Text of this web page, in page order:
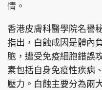
情。
香港皮膚科醫學院名譽
指出，白蝕成因是體內
胞，遭受免疫細胞錯誤
素包括自身免疫性疾病
壓力。白蝕主要分為兩